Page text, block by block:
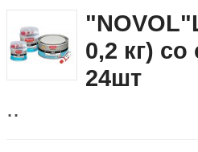
0,2 кг)
24шт
..